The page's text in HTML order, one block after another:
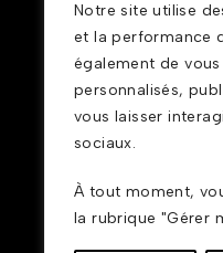
Notre site utilise
et la performance
également de
personnalisés,
vous laisser
sociaux.
À tout moment,
la rubrique "Gérer
Politique de
Mentions légales
Contact